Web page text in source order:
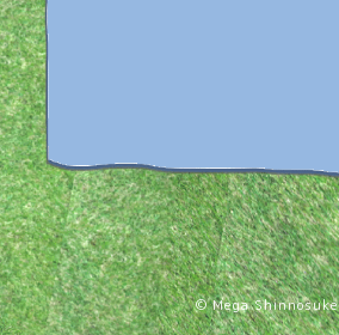
© Mega Shinnosuke